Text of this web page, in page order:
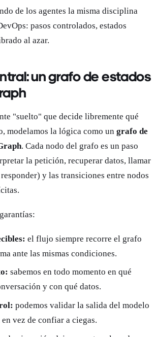
de los agentes la misma disciplina
pasos controlados, estados
al azar.
un grafo de estados
"suelto" que decide libremente qué
modelamos la lógica como un grafo de
. Cada nodo del grafo es un paso
la petición, recuperar datos, llamar
y las transiciones entre nodos
el flujo siempre recorre el grafo
ante las mismas condiciones.
sabemos en todo momento en qué
y con qué datos.
podemos validar la salida del modelo
en vez de confiar a ciegas.